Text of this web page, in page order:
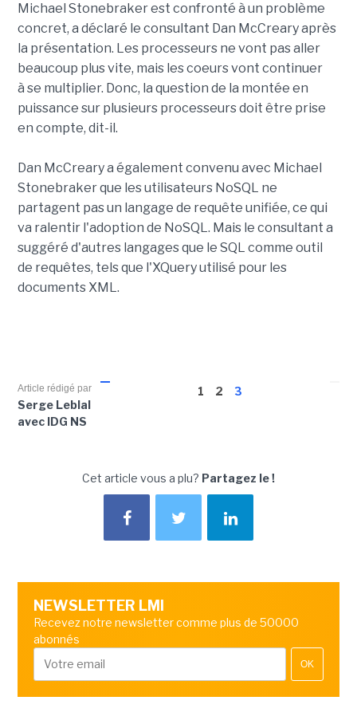
Michael Stonebraker est confronté à un problème
concret, a déclaré le consultant Dan McCreary après
la présentation. Les processeurs ne vont pas aller
beaucoup plus vite, mais les coeurs vont continuer
à se multiplier. Donc, la question de la montée en
puissance sur plusieurs processeurs doit être prise
en compte, dit-il.
Dan McCreary a également convenu avec Michael
Stonebraker que les utilisateurs NoSQL ne
partagent pas un langage de requête unifiée, ce qui
va ralentir l'adoption de NoSQL. Mais le consultant a
suggéré d'autres langages que le SQL comme outil
de requêtes, tels que l'XQuery utilisé pour les
documents XML.
1 2 3
Article rédigé par
Serge Leblal
avec IDG NS
Cet article vous a plu? Partagez le !
NEWSLETTER LMI
Recevez notre newsletter comme plus de 50000
abonnés
OK